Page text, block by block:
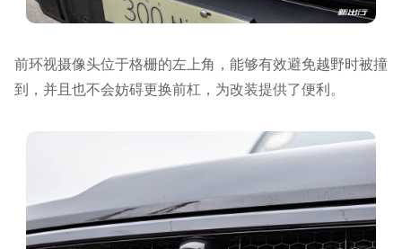
前环视摄像头位于格栅的左上角，能够有效避免越野时被撞
到，并且也不会妨碍更换前杠，为改装提供了便利。